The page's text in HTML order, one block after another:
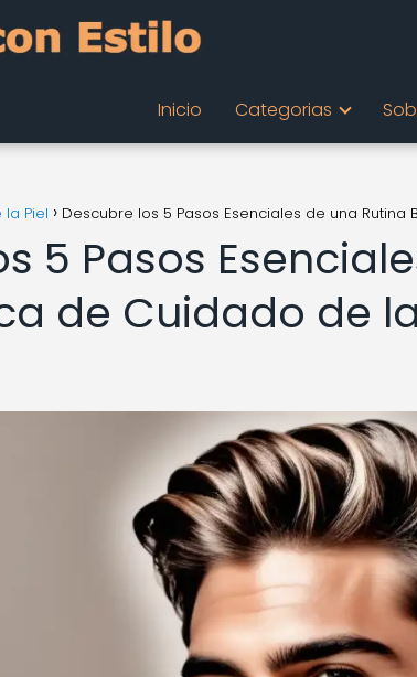
Inicio Categorias
Piel Descubre los 5 Pasos Esenciales de una
5 Pasos
de Cuidado de